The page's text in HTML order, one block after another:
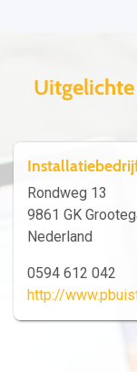
Rondweg 13
9861 GK
Nederland
0594 612 042
http://